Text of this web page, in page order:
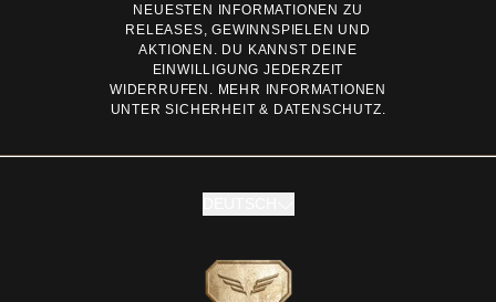
NEUESTEN INFORMATIONEN ZU
RELEASES, GEWINNSPIELEN UND
AKTIONEN. DU KANNST DEINE
EINWILLIGUNG JEDERZEIT
WIDERRUFEN. MEHR INFORMATIONEN
UNTERSICHERHEIT & DATENSCHUTZ.